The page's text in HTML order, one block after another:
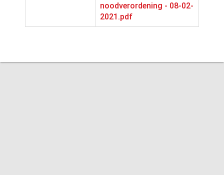
noodverordening - 08-02-
2021.pdf